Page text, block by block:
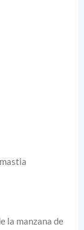
la manzana de